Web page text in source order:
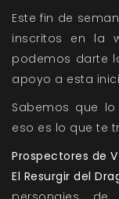
Este fin de
inscritos en la
podemos darte
apoyo a esta
Sabemos que
eso es lo que te
Prospectores de
El Resurgir del